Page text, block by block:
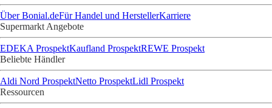
Über Bonial.deFür Handel und HerstellerKarriere
Supermarkt Angebote
EDEKA ProspektKaufland ProspektREWE Prospekt
Beliebte Händler
Aldi Nord ProspektNetto ProspektLidl Prospekt
Ressourcen